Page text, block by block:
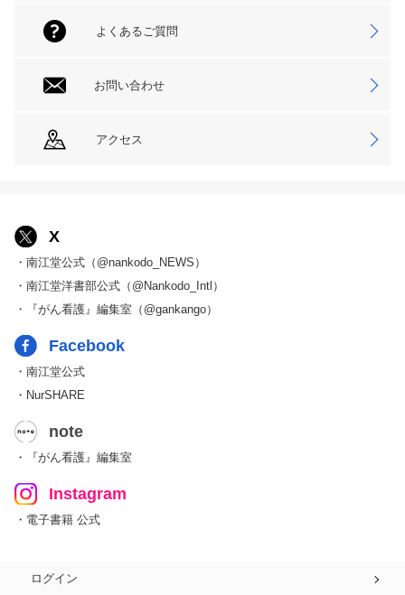
よくあるご質問
お問い合わせ
アクセス
X
・南江堂公式（@nankodo_NEWS）
・南江堂洋書部公式（@Nankodo_Intl）
・『がん看護』編集室（@gankango）
Facebook
・南江堂公式
・NurSHARE
note
・『がん看護』編集室
Instagram
・電子書籍 公式
ログイン